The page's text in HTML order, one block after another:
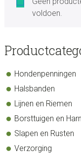
voldoen.
sidebar
Store
Hondenpenningen
Halsbanden
Lijnen en Riemen
Borsttuigen en
Slapen en Rusten
Verzorging